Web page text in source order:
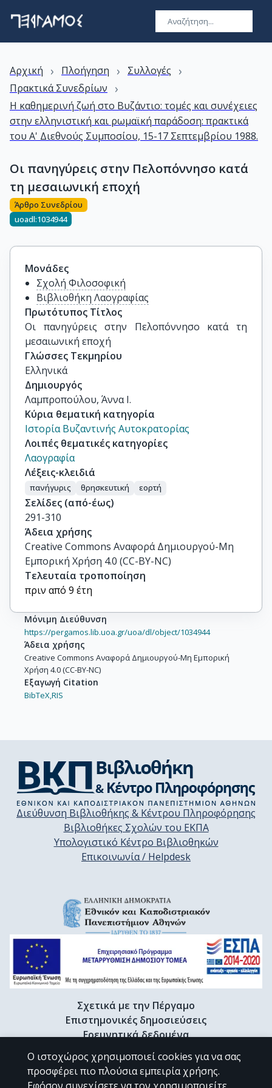
Αρχική › Πλοήγηση › Συλλογές ›
Πρακτικά Συνεδρίων ›
Η καθημερινή ζωή στο Βυζάντιο: τομές και συνέχειες
στην ελληνιστική και ρωμαϊκή παράδοση: πρακτικά
του Α' Διεθνούς Συμποσίου, 15-17 Σεπτεμβρίου 1988.
Οι πανηγύρεις στην Πελοπόννησο κατά
τη μεσαιωνική εποχή
Άρθρο Συνεδρίου
uoadl:1034944
Μονάδες
Σχολή Φιλοσοφική
Βιβλιοθήκη Λαογραφίας
Πρωτότυπος Τίτλος
Οι πανηγύρεις στην Πελοπόννησο κατά τη
μεσαιωνική εποχή
Γλώσσες Τεκμηρίου
Ελληνικά
Δημιουργός
Λαμπροπούλου, Άννα Ι.
Κύρια θεματική κατηγορία
Ιστορία Βυζαντινής Αυτοκρατορίας
Λοιπές θεματικές κατηγορίες
Λαογραφία
Λέξεις-κλειδιά
πανήγυρις θρησκευτική εορτή
Σελίδες (από-έως)
291-310
Άδεια χρήσης
Creative Commons Αναφορά Δημιουργού-Μη
Εμπορική Χρήση 4.0 (CC-BY-NC)
Τελευταία τροποποίηση
πριν από 9 έτη
Μόνιμη Διεύθυνση
https://pergamos.lib.uoa.gr/uoa/dl/object/1034944
Άδεια χρήσης
Creative Commons Αναφορά Δημιουργού-Μη Εμπορική
Χρήση 4.0 (CC-BY-NC)
Εξαγωγή Citation
BibTeX,RIS
Διεύθυνση Βιβλιοθήκης & Κέντρου Πληροφόρησης
Βιβλιοθήκες Σχολών του ΕΚΠΑ
Υπολογιστικό Κέντρο Βιβλιοθηκών
Επικοινωνία / Helpdesk
Σχετικά με την Πέργαμο
Επιστημονικές δημοσιεύσεις
Ερευνητικά δεδομένα
Διδακτορικές διατριβές & Γκρίζα βιβλιογραφία
Προφίλ Ερευνητή
Ο ιστοχώρος χρησιμοποιεί cookies για να σας
προσφέρει πιο πλούσια εμπειρία χρήσης.